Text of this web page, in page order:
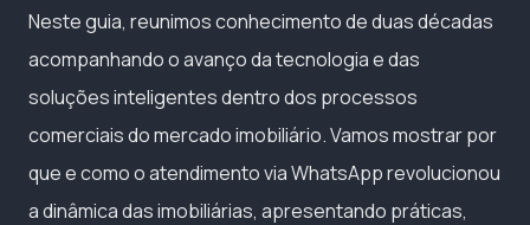
Neste guia, reunimos conhecimento de duas décadas
acompanhando o avanço da tecnologia e das
soluções inteligentes dentro dos processos
comerciais do mercado imobiliário. Vamos mostrar por
que e como o atendimento via WhatsApp revolucionou
a dinâmica das imobiliárias, apresentando práticas,